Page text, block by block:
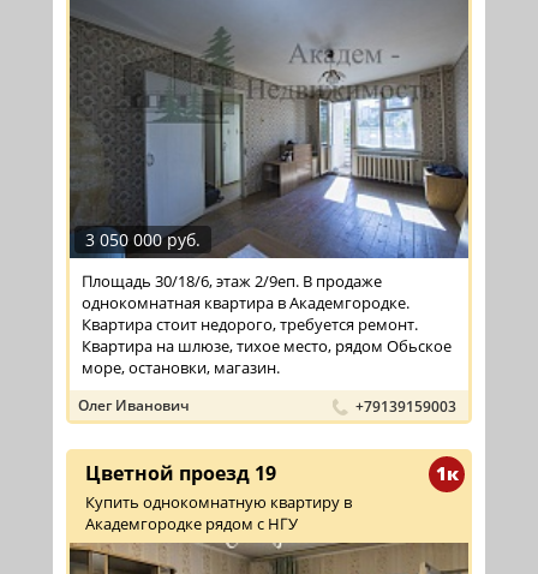
3 050 000 руб.
Площадь 30/18/6, этаж 2/9еп. В продаже
однокомнатная квартира в Академгородке.
Квартира стоит недорого, требуется ремонт.
Квартира на шлюзе, тихое место, рядом Обьское
море, остановки, магазин.
Олег Иванович +79139159003
1к
Цветной проезд 19
Купить однокомнатную квартиру в
Академгородке рядом с НГУ